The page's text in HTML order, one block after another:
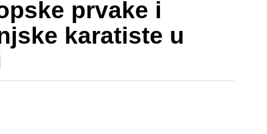
prvake i
karatiste u